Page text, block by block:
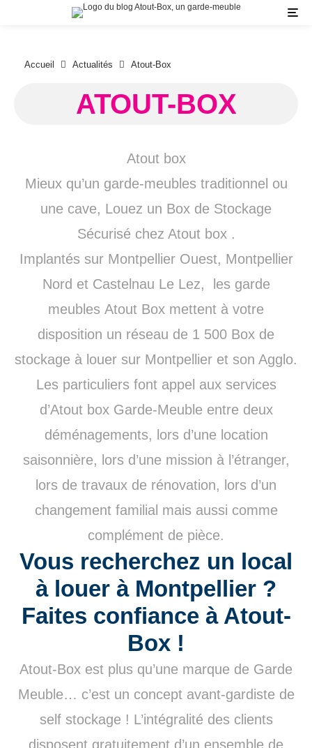
Accueil Actualités Atout-Box
ATOUT-BOX
Atout box
Mieux qu’un garde-meubles traditionnel ou
une cave, Louez un Box de Stockage
Sécurisé chez Atout box .
Implantés sur Montpellier Ouest, Montpellier
Nord et Castelnau Le Lez, les garde
meubles Atout Box mettent à votre
disposition un réseau de 1 500 Box de
stockage à louer sur Montpellier et son Agglo.
Les particuliers font appel aux services
d’Atout box Garde-Meuble entre deux
déménagements, lors d’une location
saisonnière, lors d’une mission à l’étranger,
lors de travaux de rénovation, lors d’un
changement familial mais aussi comme
complément de pièce.
Vous recherchez un local
à louer à Montpellier ?
Faites confiance à Atout-
Box !
Atout-Box est plus qu’une marque de Garde
Meuble… c’est un concept avant-gardiste de
self stockage ! L’intégralité des clients
disposent gratuitement d’un ensemble de